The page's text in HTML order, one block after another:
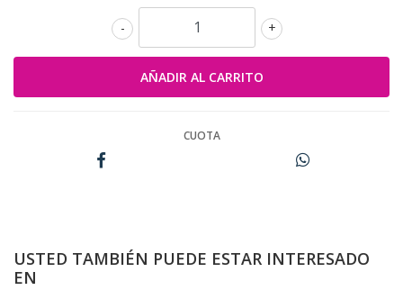
+
-
CUOTA
USTED TAMBIÉN PUEDE ESTAR INTERESADO
EN